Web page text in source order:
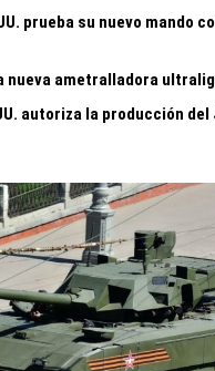
prueba su nuevo mando
nueva ametralladora
autoriza la producción del